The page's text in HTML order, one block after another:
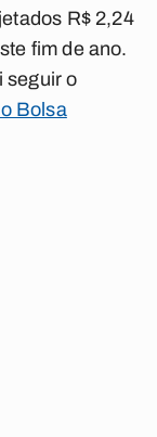
R$ 2,24
fim de ano.
seguir o
Bolsa